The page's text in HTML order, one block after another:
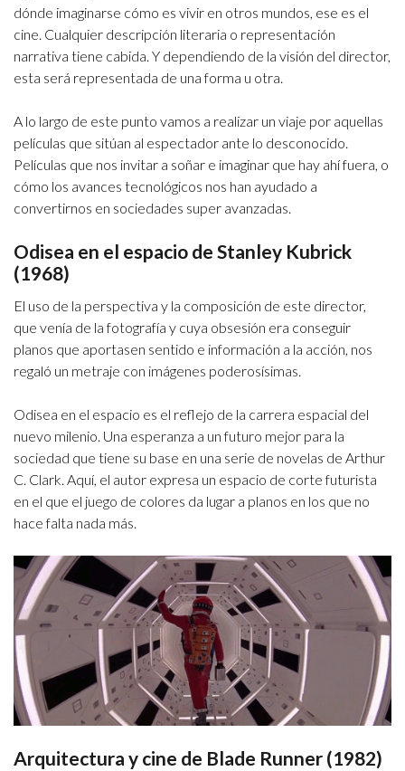
dónde imaginarse cómo es vivir en otros mundos, ese es el
cine. Cualquier descripción literaria o representación
narrativa tiene cabida. Y dependiendo de la visión del director,
esta será representada de una forma u otra.
A lo largo de este punto vamos a realizar un viaje por aquellas
películas que sitúan al espectador ante lo desconocido.
Películas que nos invitar a soñar e imaginar que hay ahí fuera, o
cómo los avances tecnológicos nos han ayudado a
convertirnos en sociedades super avanzadas.
Odisea en el espacio de Stanley Kubrick
(1968)
El uso de la perspectiva y la composición de este director,
que venía de la fotografía y cuya obsesión era conseguir
planos que aportasen sentido e información a la acción, nos
regaló un metraje con imágenes poderosísimas.
Odisea en el espacio es el reflejo de la carrera espacial del
nuevo milenio. Una esperanza a un futuro mejor para la
sociedad que tiene su base en una serie de novelas de Arthur
C. Clark. Aquí, el autor expresa un espacio de corte futurista
en el que el juego de colores da lugar a planos en los que no
hace falta nada más.
Arquitectura y cine de Blade Runner (1982)